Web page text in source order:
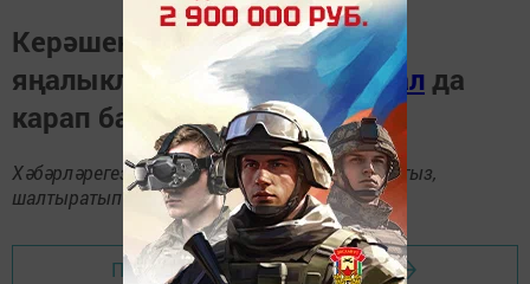
Керәшен дөньясындагы
яңалыкларныТелеграм-канал да
карап барыгыз.
Хәбәрләрегезне89172509795номерына языгыз,
шалтыратып әйтегез.
Перейти на страницу новости